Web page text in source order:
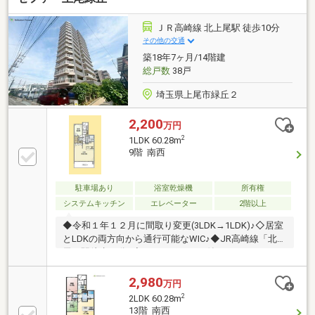
料個別相談サービス社外の中立的なファイナンシャル
プランナーと無料相談が可能。住宅ローンのみなら
ず、各種保険、老後や学費等も含めたライフシミュレ
ーションをご提案します。■一括住宅ローン審査サー
ビスご記入不要、タブレットに入力するだけで同時に
複数行の住宅ローン審査が可能です。
ＪＲ高崎線 北上尾駅 徒歩10分
その他の交通
築18年7ヶ月/14階建
総戸数38戸
埼玉県上尾市緑丘２
2,200万円
1LDK 60.28m2
9階 南西
駐車場あり 浴室乾燥機
所有権
システムキッチン
エレベーター 2階以上
◆令和１年１２月に間取り変更(3LDK→1LDK)♪◇居室
とLDKの両方向から通行可能なWIC♪◆JR高崎線「北上
チン♪◆商業施設も徒歩圏内で生活用品などのお買い
物にも便利♪◇内装フルリノベーション♪◆共有部分に
は宅配BOX付き♪月額収入/123000円 年間予定賃料収
入/1476000円 表面利回り/約6.70％利回りとは不動産
2,980万円
2LDK 60.28m2
13階 南西